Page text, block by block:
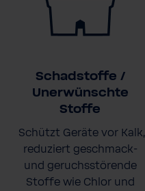
Schadstoffe /
Unerwünschte
Stoffe
Schützt Geräte vor Kalk,
reduziert geschmack-
und geruchsstörende
Stoffe wie Chlor und